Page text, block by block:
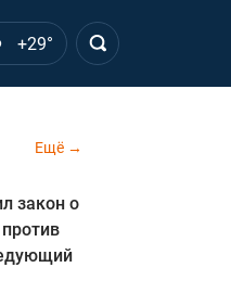
+29°
Ещё
закон о